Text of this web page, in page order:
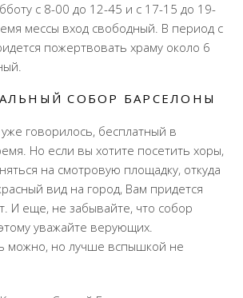
с 8-00 до 12-45 и с 17-15 до 19-
мессы вход свободный. В период с
пожертвовать храму около 6
СОБОР БАРСЕЛОНЫ
говорилось, бесплатный в
Но если вы хотите посетить хоры,
на смотровую площадку, откуда
вид на город, Вам придется
И еще, не забывайте, что собор
уважайте верующих.
можно, но лучше вспышкой не